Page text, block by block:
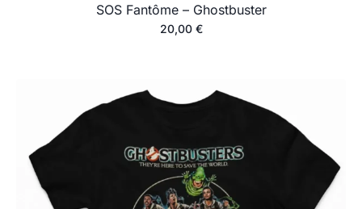
SOS Fantôme – Ghostbuster
20,00 €